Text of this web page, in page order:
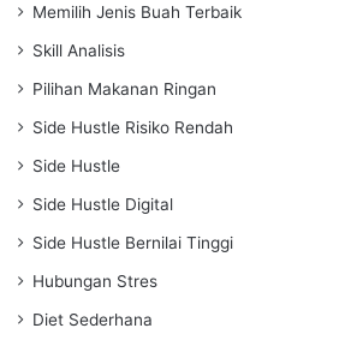
Memilih Jenis Buah Terbaik
Skill Analisis
Pilihan Makanan Ringan
Side Hustle Risiko Rendah
Side Hustle
Side Hustle Digital
Side Hustle Bernilai Tinggi
Hubungan Stres
Diet Sederhana